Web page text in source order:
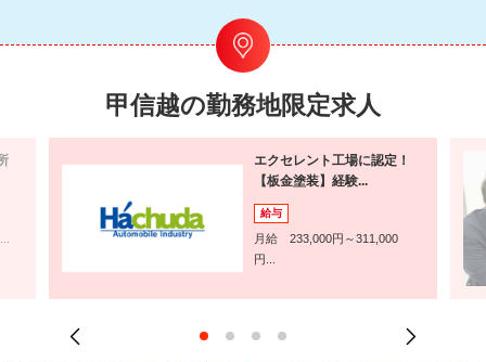
甲信越の勤務地限定求人
エクセレント工場に認定！
【板金塗装】経験...
給与
月給 233,000円～311,000
円...